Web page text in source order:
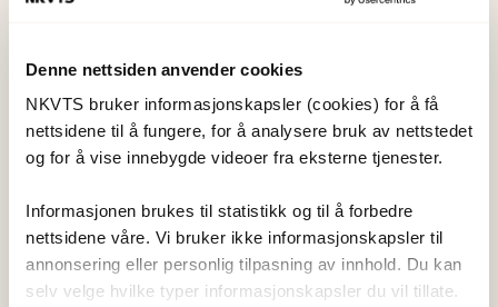
Denne nettsiden anvender cookies
NKVTS bruker informasjonskapsler (cookies) for å få
nettsidene til å fungere, for å analysere bruk av nettstedet
og for å vise innebygde videoer fra eksterne tjenester.
Informasjonen brukes til statistikk og til å forbedre
nettsidene våre. Vi bruker ikke informasjonskapsler til
annonsering eller personlig tilpasning av innhold. Du kan
selv velge hvilke typer informasjonskapsler du vil tillate.
NKVTS utvikler og sprer kunnskap og kompetanse
om vold og traumatisk stress. Formålet er å bidra
til å forebygge og redusere de helsemessige og